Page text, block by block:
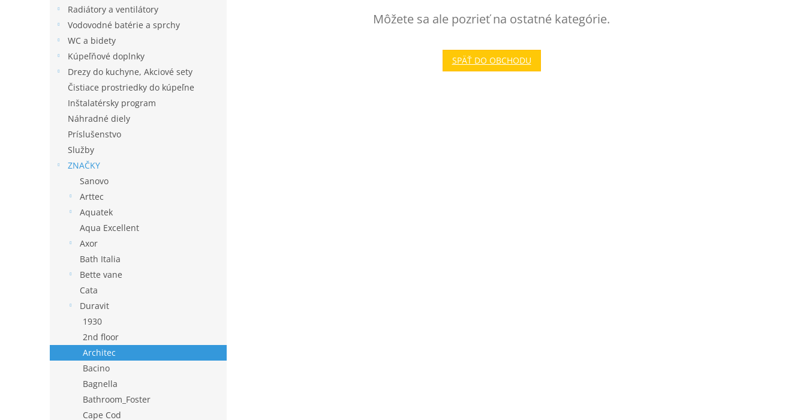
Radiátory a ventilátory
Vodovodné batérie a sprchy
WC a bidety
Kúpeľňové doplnky
Drezy do kuchyne, Akciové sety
Čistiace prostriedky do kúpeľne
Inštalatérsky program
Náhradné diely
Príslušenstvo
Služby
ZNAČKY
Sanovo
Arttec
Aquatek
Aqua Excellent
Axor
Bath Italia
Bette vane
Cata
Duravit
1930
2nd floor
Architec
Bacino
Bagnella
Bathroom_Foster
Cape Cod
Môžete sa ale pozrieť na ostatné kategórie.
SPÄŤ DO OBCHODU